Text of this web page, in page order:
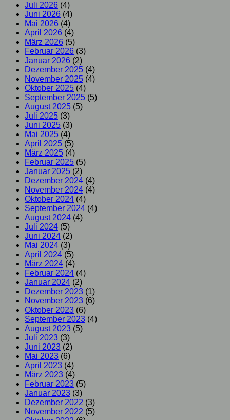
Juli 2026 (4)
Juni 2026 (4)
Mai 2026 (4)
April 2026 (4)
März 2026 (5)
Februar 2026 (3)
Januar 2026 (2)
Dezember 2025 (4)
November 2025 (4)
Oktober 2025 (4)
September 2025 (5)
August 2025 (5)
Juli 2025 (3)
Juni 2025 (3)
Mai 2025 (4)
April 2025 (5)
März 2025 (4)
Februar 2025 (5)
Januar 2025 (2)
Dezember 2024 (4)
November 2024 (4)
Oktober 2024 (4)
September 2024 (4)
August 2024 (4)
Juli 2024 (5)
Juni 2024 (2)
Mai 2024 (3)
April 2024 (5)
März 2024 (4)
Februar 2024 (4)
Januar 2024 (2)
Dezember 2023 (1)
November 2023 (6)
Oktober 2023 (6)
September 2023 (4)
August 2023 (5)
Juli 2023 (3)
Juni 2023 (2)
Mai 2023 (6)
April 2023 (4)
März 2023 (4)
Februar 2023 (5)
Januar 2023 (3)
Dezember 2022 (3)
November 2022 (5)